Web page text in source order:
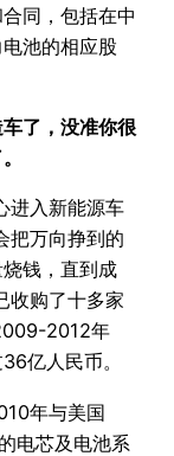
同，包括在中
池的相应股
了，没准你很
进入新能源车
把万向挣到的
钱，直到成
收购了十多家
2012年
亿人民币。
年与美国
电芯及电池系